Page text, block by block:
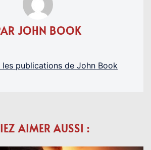
JOHN BOOK
publications de John Book
AIMER AUSSI :